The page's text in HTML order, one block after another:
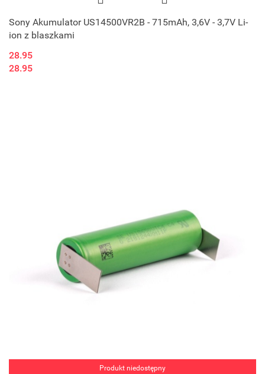
Sony Akumulator US14500VR2B - 715mAh, 3,6V - 3,7V Li-
ion z blaszkami
28.95
28.95
Produkt niedostępny